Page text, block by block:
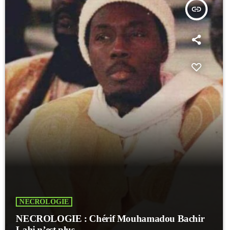
insert_link
NECROLOGIE
NECROLOGIE : Chérif Mouhamadou Bachir